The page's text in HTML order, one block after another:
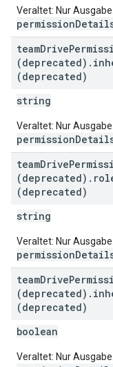
Veraltet: Nur
teamDrive
(deprecated) .
(deprecated)
string
Veraltet: Nur
teamDrive
(deprecated) .
(deprecated)
string
Veraltet: Nur
teamDrive
(deprecated) .
(deprecated)
boolean
Veraltet: Nur